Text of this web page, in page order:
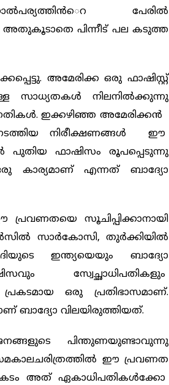
പേരില്‍
അതുകൂടാതെ പിന്നീട് പല കടുത്ത
അമേരിക്ക ഒരു ഫാഷിസ്റ്റ്
സാധ്യതകള്‍ നിലനില്‍ക്കുന്നു
ഇക്കഴിഞ്ഞ അമേരിക്കന്‍
നിരീക്ഷണങ്ങള്‍ ഈ
പുതിയ ഫാഷിസം രൂപപ്പെടുന്നു
കാര്യമാണ് എന്നത് ബാദ്യോ
സൂചിപ്പിക്കാനായി
സാര്‍കോസി, തുര്‍ക്കിയില്‍
ഇന്ത്യയെയും ബാദ്യോ
സ്വേച്ഛാധിപതികളും
ഒരു പ്രതിഭാസമാണ്.
ബാദ്യോ വിലയിരുത്തിയത്.
പിന്തുണയുണ്ടാവുന്നു
ഈ പ്രവണത
അത് ഏകാധിപതികള്‍ക്കോ